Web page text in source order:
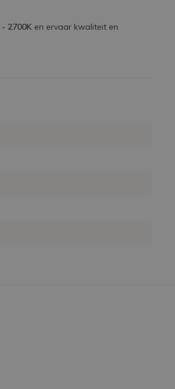
2700K en ervaar kwaliteit en